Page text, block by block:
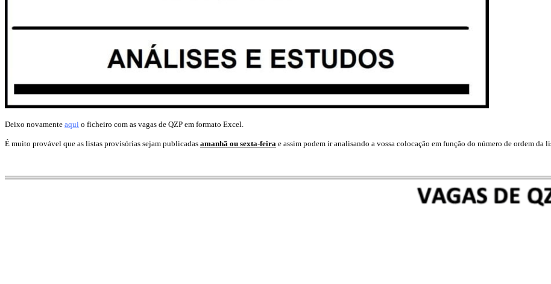
Deixo novamente aqui o ficheiro com as vagas de QZP em formato Excel.
É muito provável que as listas provisórias sejam publicadas amanhã ou sexta-feira e assim podem ir analisando a vossa colocação em função do número de ordem da